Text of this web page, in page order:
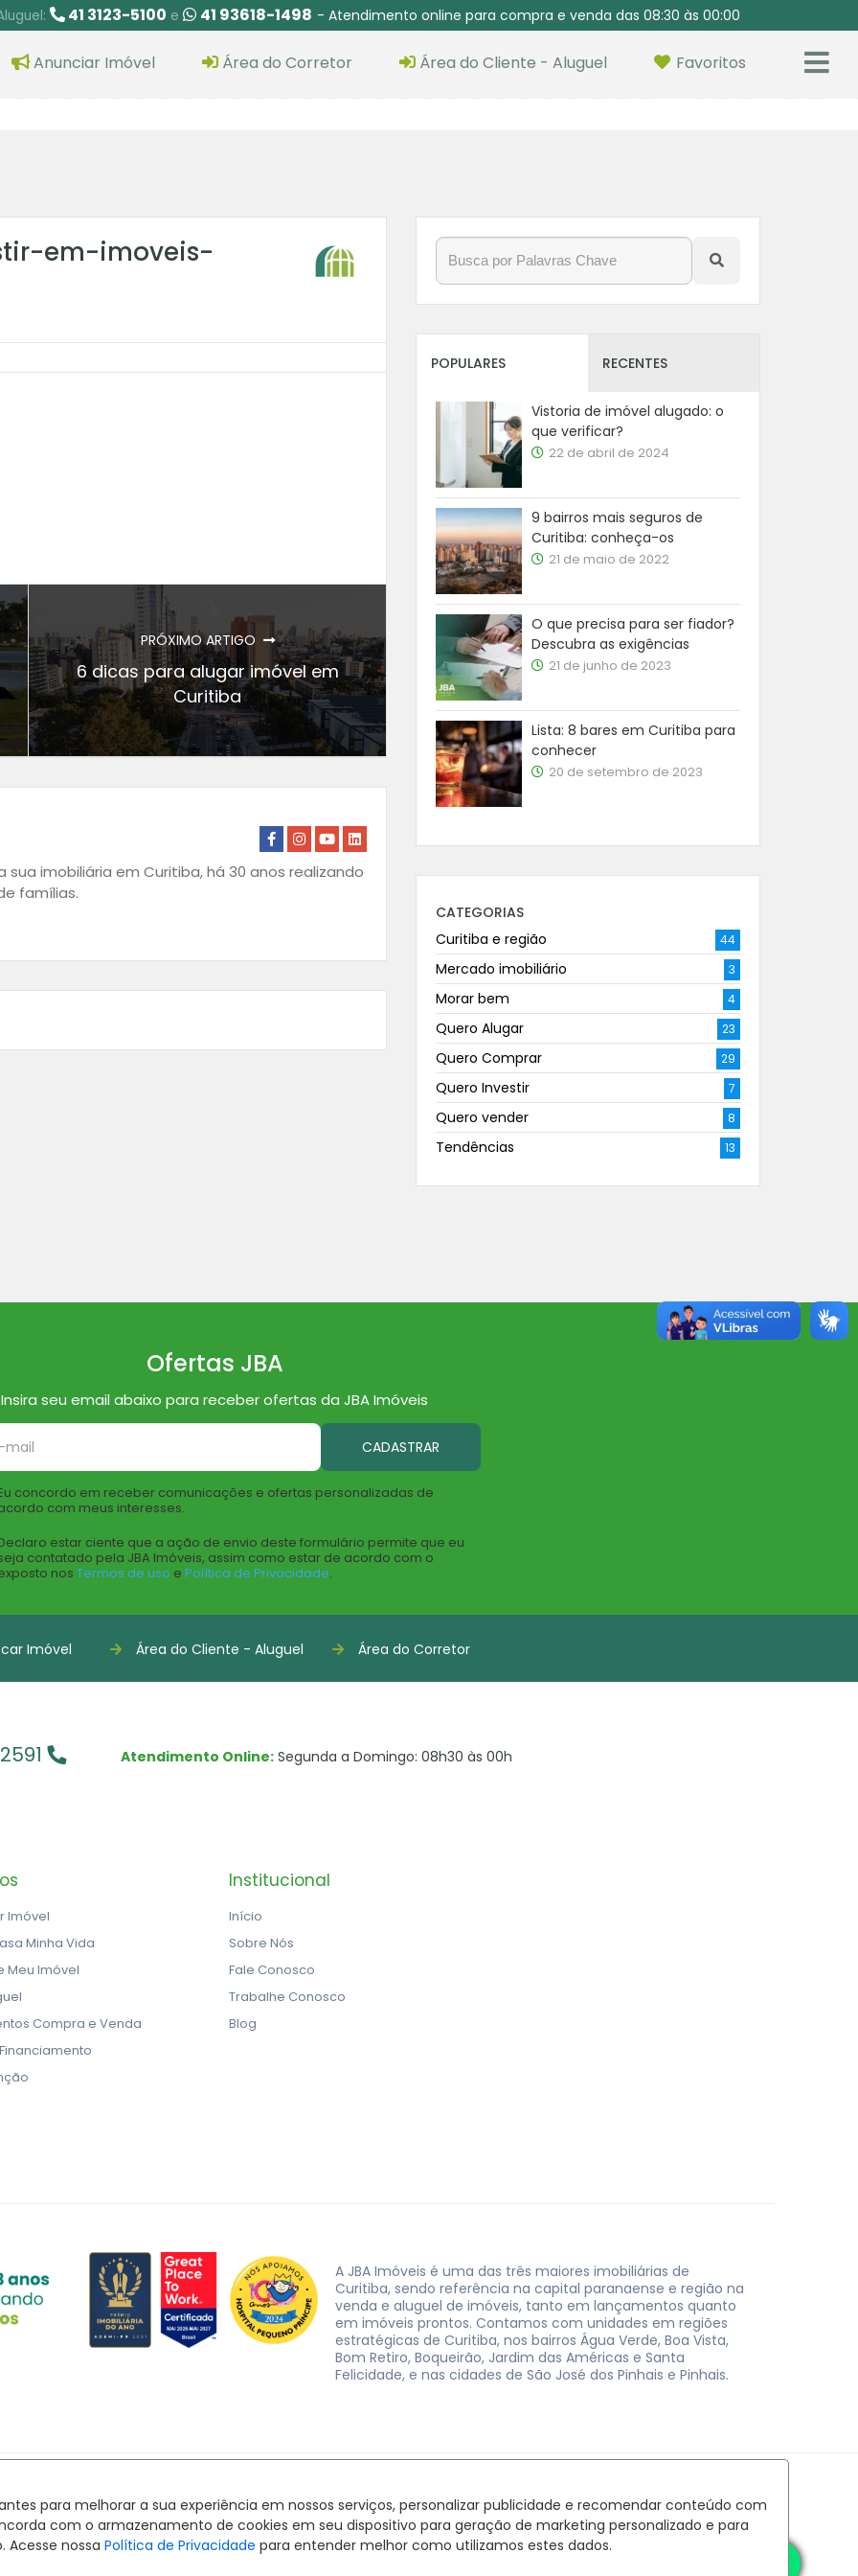
41 3123-5100 e 41 93618-1498 - Atendimento online para compra e venda das 08:30 às 00:00
Anunciar Imóvel Área do Corretor Área do Cliente - Aluguel Favoritos
para melhorar a sua experiência em nossos serviços, personalizar publicidade e recomendar conteúdo com
com o armazenamento de cookies em seu dispositivo para geração de marketing personalizado e para
Acesse nossa Política de Privacidade para entender melhor como utilizamos estes dados.
em-imoveis-
PRÓXIMO ARTIGO
6 dicas para alugar imóvel em
Curitiba
sua imobiliária em Curitiba, há 30 anos realizando
famílias.
POPULARES RECENTES
Vistoria de imóvel alugado: o
que verificar?
22 de abril de 2024
9 bairros mais seguros de
Curitiba: conheça-os
21 de maio de 2022
O que precisa para ser fiador?
Descubra as exigências
21 de junho de 2023
Lista: 8 bares em Curitiba para
conhecer
20 de setembro de 2023
CATEGORIAS
Curitiba e região
44
Mercado imobiliário 3
Morar bem 4
Quero Alugar 23
Quero Comprar 29
Quero Investir 7
Quero vender 8
Tendências 13
Ofertas JBA
Insira seu email abaixo para receber ofertas da JBA Imóveis
CADASTRAR
concordo em receber comunicações e ofertas personalizadas de
com meus interesses.
estar ciente que a ação de envio deste formulário permite que eu
contatado pela JBA Imóveis, assim como estar de acordo com o
nos Termos de uso e Política de Privacidade.
Imóvel Área do Cliente - Aluguel Área do Corretor
Atendimento Online: Segunda a Domingo: 08h30 às 00h
Imóvel
Minha Vida
Meu Imóvel
Compra e Venda
Institucional
Início
Sobre Nós
Fale Conosco
Trabalhe Conosco
Blog
A JBA Imóveis é uma das três maiores imobiliárias de
Curitiba, sendo referência na capital paranaense e região na
venda e aluguel de imóveis, tanto em lançamentos quanto
em imóveis prontos. Contamos com unidades em regiões
estratégicas de Curitiba, nos bairros Água Verde, Boa Vista,
Bom Retiro, Boqueirão, Jardim das Américas e Santa
Felicidade, e nas cidades de São José dos Pinhais e Pinhais.
Política de privacidade
Termos de uso
Feito com
pelo time daRocketImob | Site para Imobiliária